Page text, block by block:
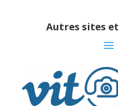
Autres sites